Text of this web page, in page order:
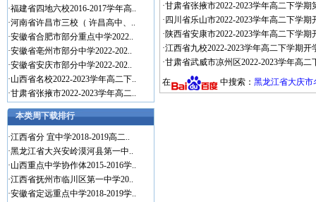
·福建省四地六校2016-2017学年高..
·河南省许昌市三校（ 许昌高中、..
·安徽省合肥市部分重点中学2022..
·安徽省亳州市部分中学2022-202..
·安徽省安庆市部分中学2022-202..
·山西省名校2022-2023学年高二下..
·甘肃省张掖市2022-2023学年高二..
本类周下载排行
·江西省分 宜中学2018-2019高二..
·黑龙江省大兴安岭漠河县第一中..
·山西重点中学协作体2015-2016学..
·江西省抚州市临川区第一中学20..
·安徽省定远重点中学2018-2019学..
·甘肃省张掖市2022-2023学年高二下学
· 四川省乐山市2022-2023学年高二下学
·陕西省安康市2022-2023学年高二下学
·江西省九校2022-2023学年高二下学期
·甘肃省武威市凉州区2022-2023学年高
在
中搜索： 黑龙江省大庆市